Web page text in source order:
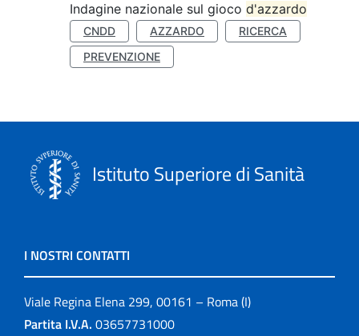
Indagine nazionale sul gioco d'azzardo
CNDD AZZARDO
RICERCA
PREVENZIONE
Istituto Superiore di Sanità
I NOSTRI CONTATTI
Viale Regina Elena 299, 00161 – Roma (I)
Partita I.V.A. 03657731000